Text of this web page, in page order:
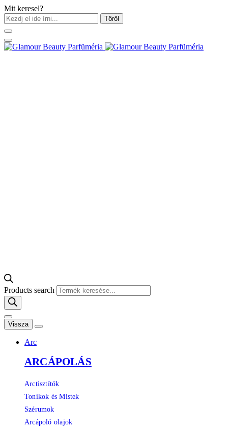
Mit keresel?
Töröl
Products search
Vissza
Arc
ARCÁPOLÁS
Arctisztítók
Tonikok és Mistek
Szérumok
Arcápoló olajok